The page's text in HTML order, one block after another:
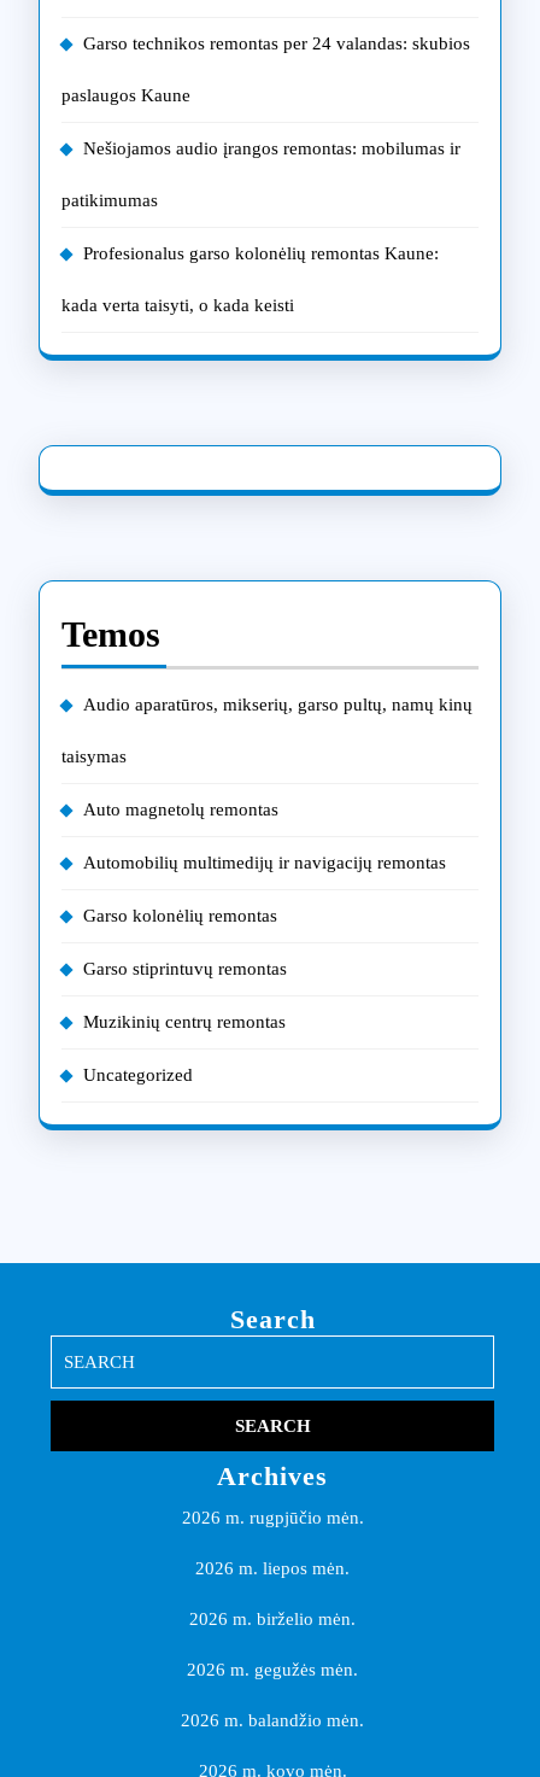
Garso technikos remontas per 24 valandas: skubios
paslaugos Kaune
Nešiojamos audio įrangos remontas: mobilumas ir
patikimumas
Profesionalus garso kolonėlių remontas Kaune:
kada verta taisyti, o kada keisti
Temos
Audio aparatūros, mikserių, garso pultų, namų kinų
taisymas
Auto magnetolų remontas
Automobilių multimedijų ir navigacijų remontas
Garso kolonėlių remontas
Garso stiprintuvų remontas
Muzikinių centrų remontas
Uncategorized
Search
for:
Archives
2026 m. rugpjūčio mėn.
2026 m. liepos mėn.
2026 m. birželio mėn.
2026 m. gegužės mėn.
2026 m. balandžio mėn.
2026 m. kovo mėn.